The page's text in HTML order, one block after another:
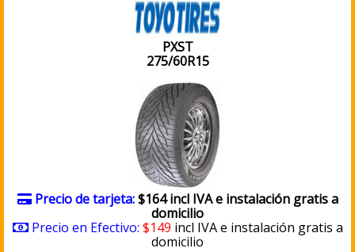
PXST
275/60R15
Precio de tarjeta:$164 incl IVA e instalación gratis a
domicilio
Precio en Efectivo: $149 incl IVA e instalación gratis a
domicilio